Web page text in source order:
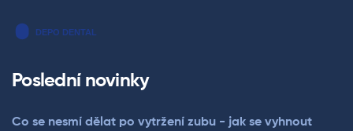
Poslední novinky
Co se nesmí dělat po vytržení zubu - jak se vyhnout